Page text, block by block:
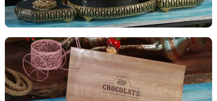
ÖZEL ETKİNLİK PASTALARI
Özel Hissettirecek Pastlar